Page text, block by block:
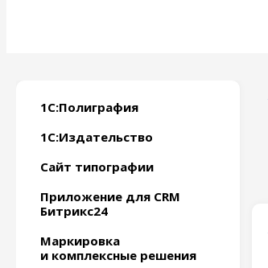
1С:Полиграфия
1С:Издательство
Сайт типографии
Приложение для CRM
Битрикс24
Маркировка
и комплексные решения